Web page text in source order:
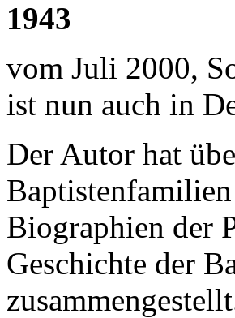
1943
vom Juli 2000,
ist nun auch in
Der Autor hat
Biographien der
Geschichte der